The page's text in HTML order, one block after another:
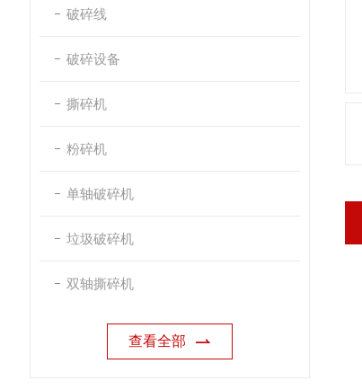
破碎线
破碎设备
撕碎机
粉碎机
单轴破碎机
垃圾破碎机
双轴撕碎机
查看全部